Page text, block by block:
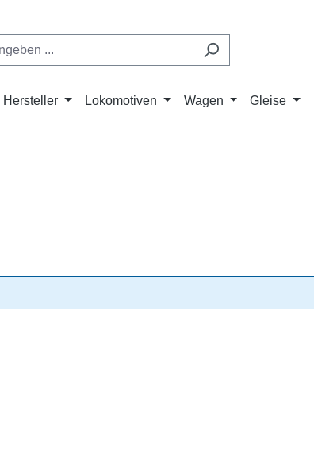
Hersteller Lokomotiven Wagen Gleise